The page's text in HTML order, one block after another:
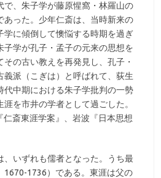
で、朱子学が藤原惺窩・林羅山の
った。少年仁斎は、当時新来の
に傾倒して懊悩する時期を過ぎ
学が孔子・孟子の元来の思想を
の古い教えを再発見し、孔子・
派（こぎは）と呼ばれて、荻生
中期における朱子学批判の一勢
を市井の学者として過ごした。
斎東涯学案』、岩波『日本思想
いずれも儒者となった。うち最
1670-1736）である。東涯は父の